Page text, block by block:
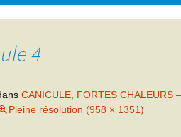
4
CANICULE, FORTES CHALEURS –
Pleine résolution (958 × 1351)